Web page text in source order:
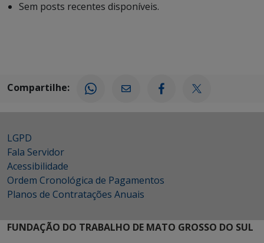
Sem posts recentes disponíveis.
Compartilhe:
LGPD
Fala Servidor
Acessibilidade
Ordem Cronológica de Pagamentos
Planos de Contratações Anuais
FUNDAÇÃO DO TRABALHO DE MATO GROSSO DO SUL